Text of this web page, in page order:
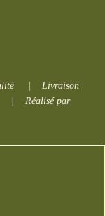
| Livraison
Réalisé par